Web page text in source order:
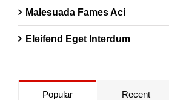
Malesuada Fames Aci
Eleifend Eget Interdum
Popular Recent